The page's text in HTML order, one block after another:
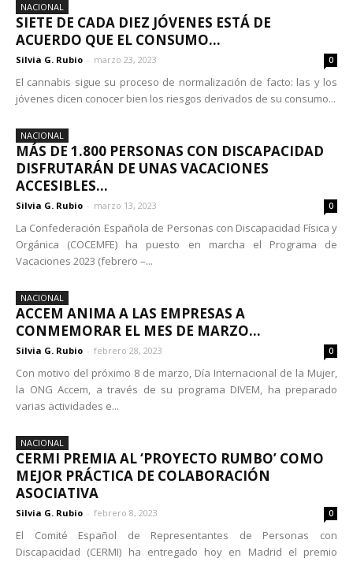
NACIONAL
SIETE DE CADA DIEZ JÓVENES ESTÁ DE
ACUERDO QUE EL CONSUMO...
Silvia G. Rubio - marzo 23, 2023 0
El cannabis sigue su proceso de normalización de facto: las y los
jóvenes dicen conocer bien los riesgos derivados de su consumo...
NACIONAL
MÁS DE 1.800 PERSONAS CON DISCAPACIDAD
DISFRUTARÁN DE UNAS VACACIONES
ACCESIBLES...
Silvia G. Rubio - marzo 13, 2023 0
La Confederación Española de Personas con Discapacidad Física y
Orgánica (COCEMFE) ha puesto en marcha el Programa de
Vacaciones 2023 (febrero –...
NACIONAL
ACCEM ANIMA A LAS EMPRESAS A
CONMEMORAR EL MES DE MARZO...
Silvia G. Rubio - febrero 28, 2023 0
Con motivo del próximo 8 de marzo, Día Internacional de la Mujer,
la ONG Accem, a través de su programa DIVEM, ha preparado
varias actividades e...
NACIONAL
CERMI PREMIA AL ‘PROYECTO RUMBO’ COMO
MEJOR PRÁCTICA DE COLABORACIÓN
ASOCIATIVA
Silvia G. Rubio - febrero 8, 2023 0
El Comité Español de Representantes de Personas con
Discapacidad (CERMI) ha entregado hoy en Madrid el premio